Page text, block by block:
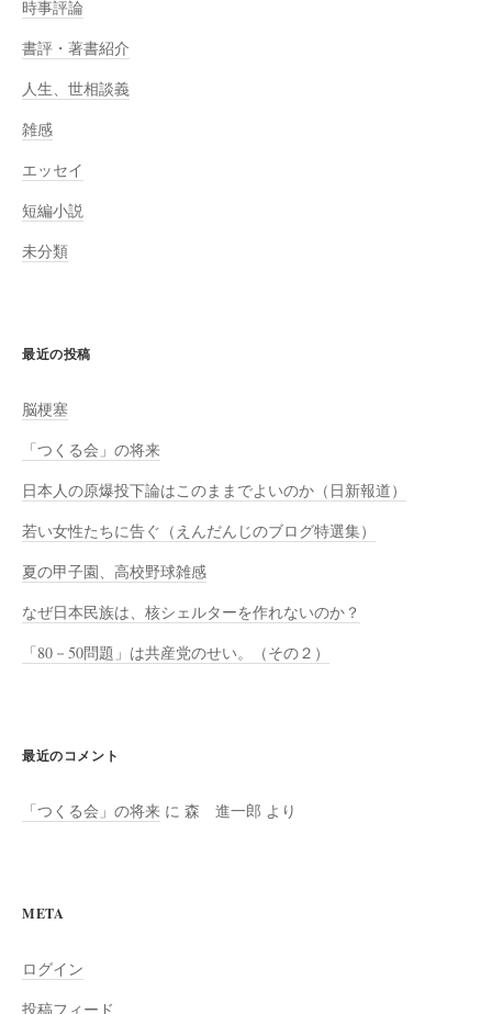
時事評論
書評・著書紹介
人生、世相談義
雑感
エッセイ
短編小説
未分類
最近の投稿
脳梗塞
「つくる会」の将来
日本人の原爆投下論はこのままでよいのか（日新報道）
若い女性たちに告ぐ（えんだんじのブログ特選集）
夏の甲子園、高校野球雑感
なぜ日本民族は、核シェルターを作れないのか？
「80－50問題」は共産党のせい。（その２）
最近のコメント
「つくる会」の将来 に 森 進一郎 より
META
ログイン
投稿フィード